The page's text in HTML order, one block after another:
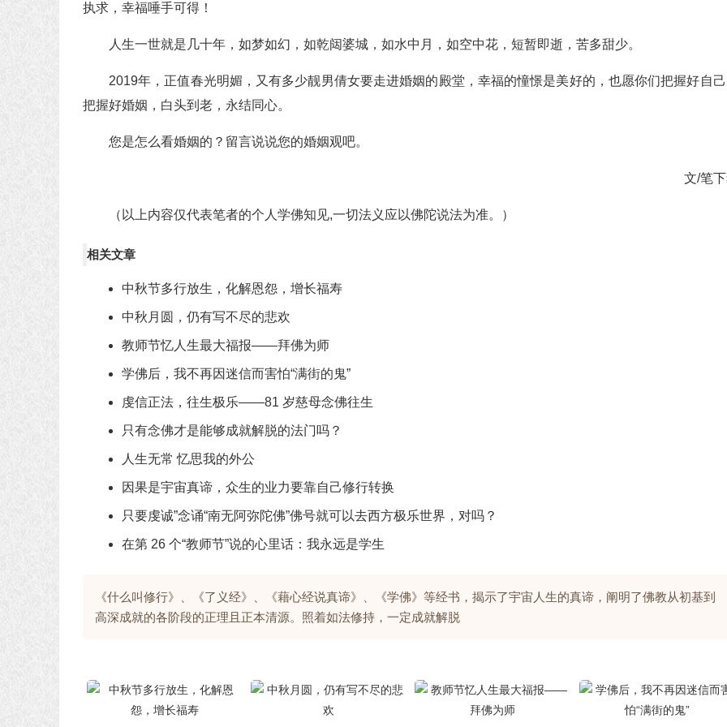
执求，幸福唾手可得！
人生一世就是几十年，如梦如幻，如乾闼婆城，如水中月，如空中花，短暂即逝，苦多甜少。
2019年，正值春光明媚，又有多少靓男倩女要走进婚姻的殿堂，幸福的憧憬是美好的，也愿你们把握好自
把握好婚姻，白头到老，永结同心。
您是怎么看婚姻的？留言说说您的婚姻观吧。
文/笔
（以上内容仅代表笔者的个人学佛知见,一切法义应以佛陀说法为准。）
相关文章
中秋节多行放生，化解恩怨，增长福寿
中秋月圆，仍有写不尽的悲欢
教师节忆人生最大福报——拜佛为师
学佛后，我不再因迷信而害怕“满街的鬼”
虔信正法，往生极乐——81 岁慈母念佛往生
只有念佛才是能够成就解脱的法门吗？
人生无常 忆思我的外公
因果是宇宙真谛，众生的业力要靠自己修行转换
只要虔诚”念诵“南无阿弥陀佛”佛号就可以去西方极乐世界，对吗？
在第 26 个“教师节”说的心里话：我永远是学生
《什么叫修行》、《了义经》、《藉心经说真谛》、《学佛》等经书，揭示了宇宙人生的真谛，阐明了佛教从初基到
高深成就的各阶段的正理且正本清源。照着如法修持，一定成就解脱